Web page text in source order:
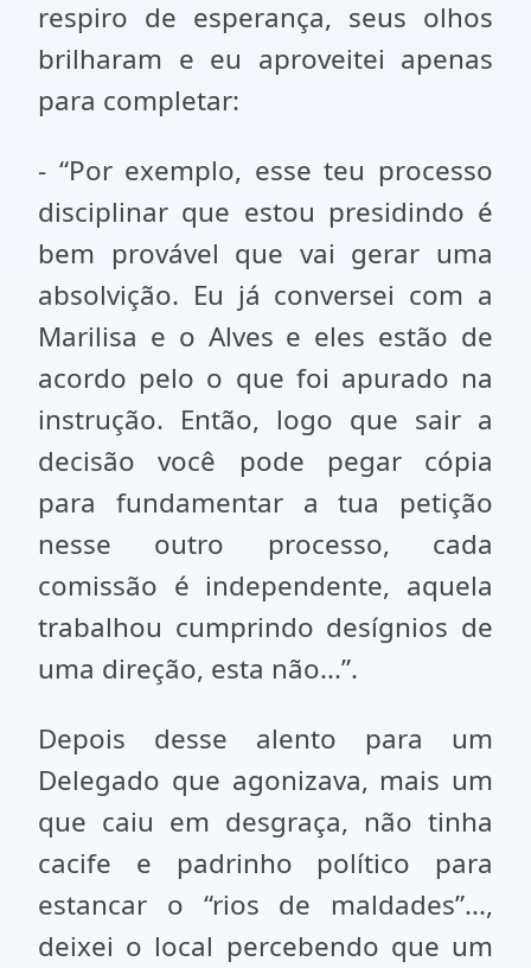
respiro de esperança, seus olhos
brilharam e eu aproveitei apenas
para completar:
- “Por exemplo, esse teu processo
disciplinar que estou presidindo é
bem provável que vai gerar uma
absolvição. Eu já conversei com a
Marilisa e o Alves e eles estão de
acordo pelo o que foi apurado na
instrução. Então, logo que sair a
decisão você pode pegar cópia
para fundamentar a tua petição
nesse outro processo, cada
comissão é independente, aquela
trabalhou cumprindo desígnios de
uma direção, esta não...”.
Depois desse alento para um
Delegado que agonizava, mais um
que caiu em desgraça, não tinha
cacife e padrinho político para
estancar o “rios de maldades”...,
deixei o local percebendo que um